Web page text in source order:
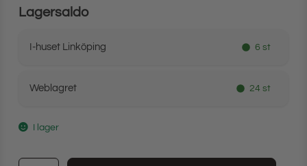
Lagersaldo
I-huset Linköping 6 st
Weblagret 24 st
I lager